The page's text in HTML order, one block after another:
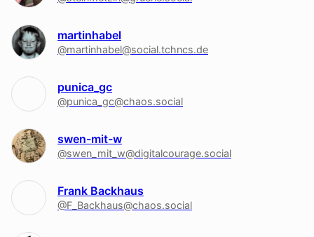
martinhabel
@martinhabel@social.tchncs.de
punica_gc
@punica_gc@chaos.social
swen-mit-w
@swen_mit_w@digitalcourage.social
Frank Backhaus
@F_Backhaus@chaos.social